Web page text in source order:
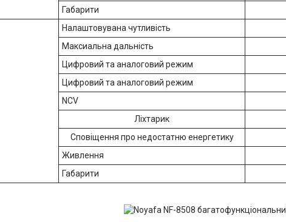
Габарити
Налаштовувана чутливість
Максиальна дальність
Цифровий та аналоговий режим
Цифровий та аналоговий режим
NCV
Ліхтарик
Сповіщення про недостатню енергетику
Живлення
Габарити